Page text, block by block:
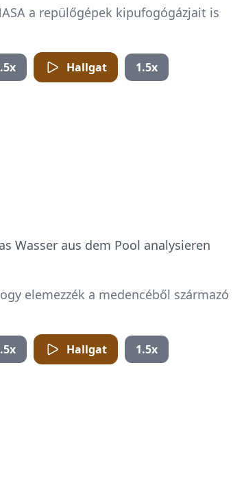
a repülőgépek kipufogógázjait is
Hallgat 1.5x
Wasser aus dem Pool analysieren
elemezzék a medencéből származó
Hallgat 1.5x